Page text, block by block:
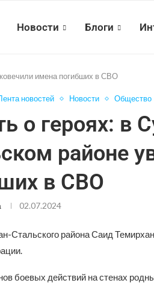
Новости Блоги
имена погибших в СВО
новостей Новости Общество
о героях: в
районе
в СВО
02.07.2024
Стальского района Саид
боевых действий на стенах